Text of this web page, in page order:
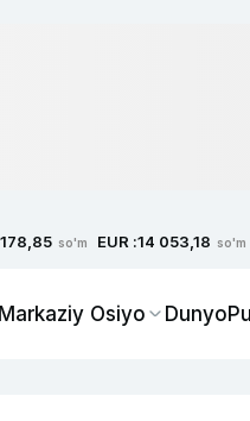
so'm EUR :14 053,18 so'm
Markaziy Osiyo Dunyo